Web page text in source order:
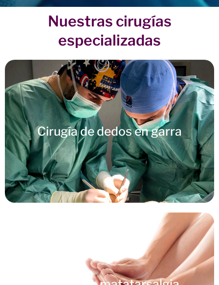
Nuestras cirugías
especializadas
Cirugía de dedos en garra